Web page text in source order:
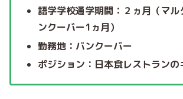
語学学校通学期間：２ヵ月（マル
ンクーバー1ヵ月）
勤務地：バンクーバー
ポジション：日本食レストランの